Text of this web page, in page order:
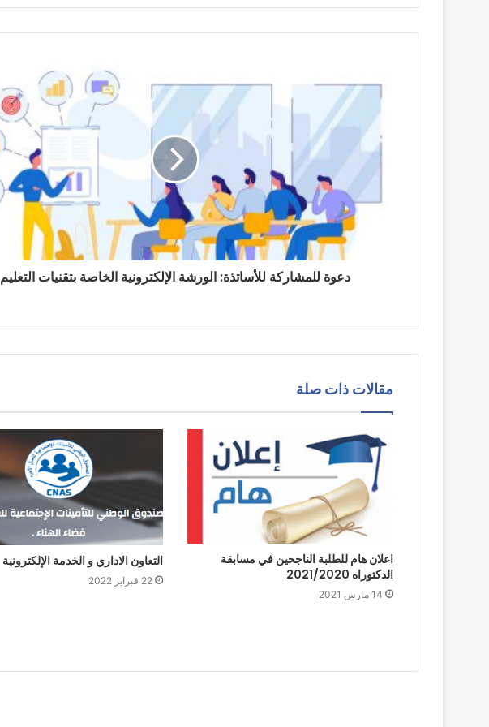
دعوة للمشاركة للأساتذة: الورشة الإلكترونية الخاصة بتقنيات التعليم
مقالات ذات صلة
اعلان هام للطلبة الناجحين في مسابقة
الدكتوراه 2021/2020
14 مارس 2021
التعاون الاداري و الخدمة الإلكترونية
22 فبراير 2022